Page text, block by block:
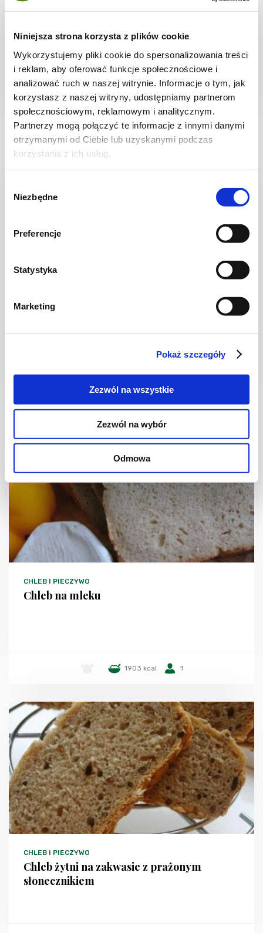
Niniejsza strona korzysta z plików cookie
Wykorzystujemy pliki cookie do spersonalizowania treści
i reklam, aby oferować funkcje społecznościowe i
analizować ruch w naszej witrynie. Informacje o tym, jak
korzystasz z naszej witryny, udostępniamy partnerom
społecznościowym, reklamowym i analitycznym.
Partnerzy mogą połączyć te informacje z innymi danymi
otrzymanymi od Ciebie lub uzyskanymi podczas
korzystania z ich usług.
zgody
Niezbędne
Preferencje
Statystyka
Marketing
Pokaż szczegóły
Zezwól na wszystkie
Zezwól na wybór
Odmowa
Weekendowa cukiernia #12 - Sernik na
zimno z białą czekoladą, owocami i cia…
7 godz. 5987 kcal 6
CHLEB I PIECZYWO
2675 kcal
CHLEB I PIECZYWO
Chleb na mleku
1903 kcal 1
CHLEB I PIECZYWO
Chleb żytni na zakwasie z prażonym
słonecznikiem